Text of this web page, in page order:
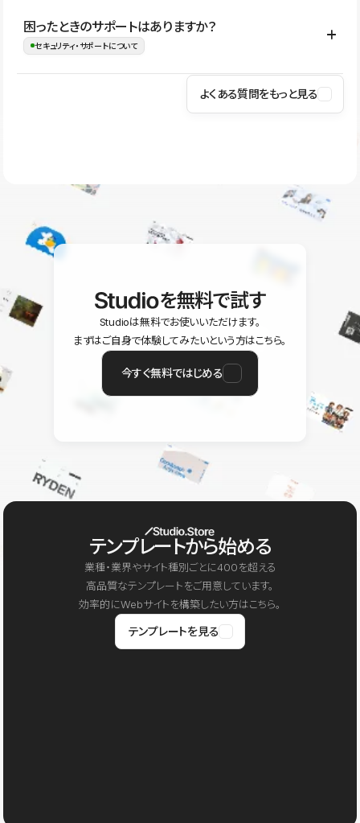
ながらレイアウトに影響を与えずに更新作業を進めやすくなりま
す。
Studioでは、公開サイトやサービスを安全に利用できるよう、通信
の暗号化、データ保護、アクセス管理、脆弱性対策など、複数の観
はSSL/TLSによる通信暗号化に対応しており、悪質なスクリプトの
困ったときのサポートはありますか？
セキュリティ・サポートについて
操作方法や機能については、ヘルプセンターでご確認いただけま
ユーザー同士で質問・相談できるコミュニティもご利用ください。
よくある質問をもっと見る
を無料で試す
Studioは無料でお使いいただけます。
まずはご自身で体験してみたいという方はこちら。
今すぐ無料ではじめる
テンプレートから始める
業種・業界やサイト種別ごとに400を超える
高品質なテンプレートをご用意しています。
効率的にWebサイトを構築したい方はこちら。
テンプレートを見る